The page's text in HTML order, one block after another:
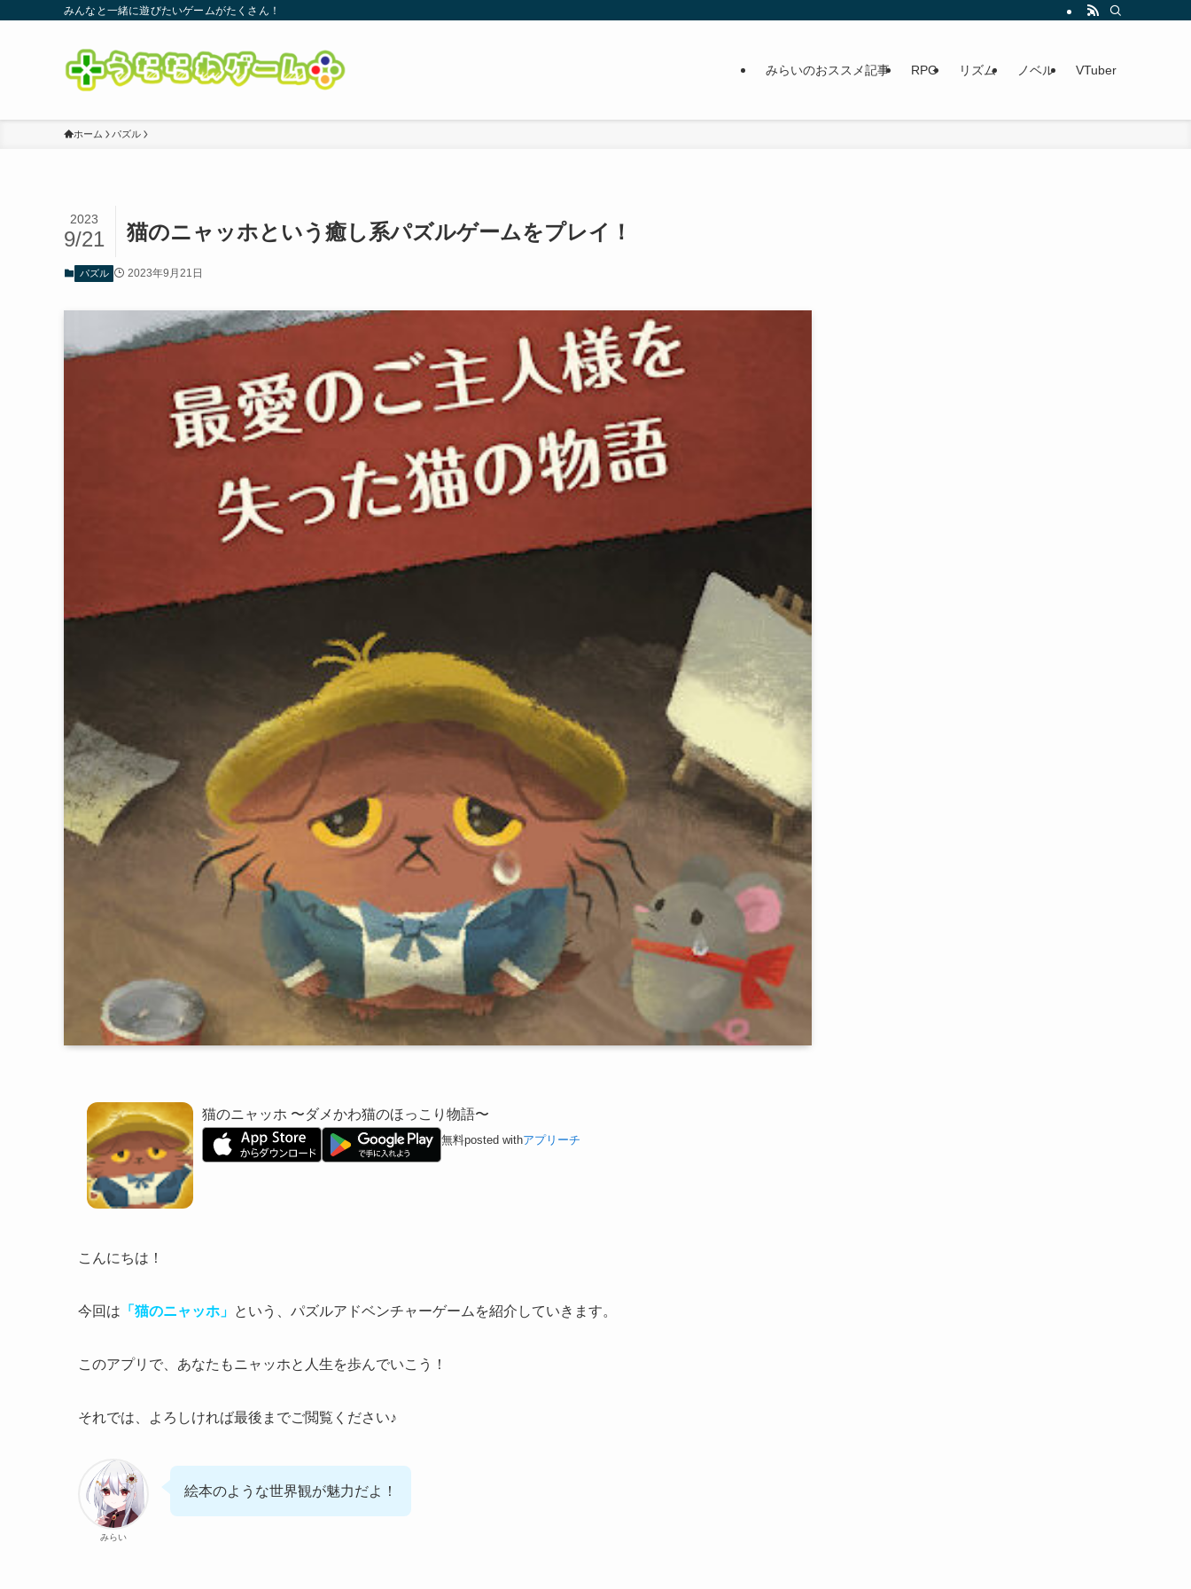
みんなと一緒に遊びたいゲームがたくさん！
みらいのおススメ記事 RPG リズム ノベル VTuber
ホーム パズル
猫のニャッホという癒し系パズルゲームをプレイ！
2023
9/21
パズル 2023年9月21日
猫のニャッホ 〜ダメかわ猫のほっこり物語〜
無料posted withアプリーチ
こんにちは！
今回は 「猫のニャッホ」 という、パズルアドベンチャーゲームを紹介していきます。
このアプリで、あなたもニャッホと人生を歩んでいこう！
それでは、よろしければ最後までご閲覧ください♪
みらい
絵本のような世界観が魅力だよ！